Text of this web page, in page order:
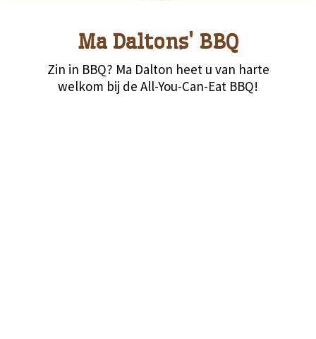
Ma Daltons' BBQ
Zin in BBQ? Ma Dalton heet u van harte
welkom bij de All-You-Can-Eat BBQ!